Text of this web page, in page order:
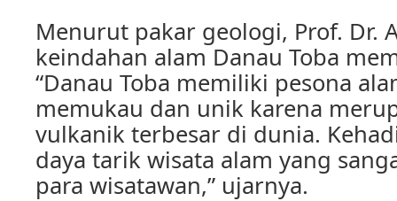
Menurut pakar geologi, Prof. Dr.
keindahan alam Danau Toba
“Danau Toba memiliki pesona
memukau dan unik karena
vulkanik terbesar di dunia.
daya tarik wisata alam yang
para wisatawan,” ujarnya.